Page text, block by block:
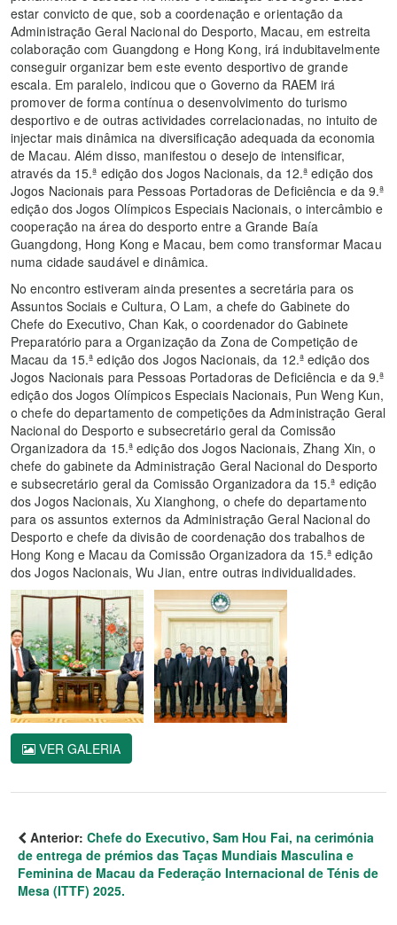
estar convicto de que, sob a coordenação e orientação da
Administração Geral Nacional do Desporto, Macau, em estreita
colaboração com Guangdong e Hong Kong, irá indubitavelmente
conseguir organizar bem este evento desportivo de grande
escala. Em paralelo, indicou que o Governo da RAEM irá
promover de forma contínua o desenvolvimento do turismo
desportivo e de outras actividades correlacionadas, no intuito de
injectar mais dinâmica na diversificação adequada da economia
de Macau. Além disso, manifestou o desejo de intensificar,
através da 15.ª edição dos Jogos Nacionais, da 12.ª edição dos
Jogos Nacionais para Pessoas Portadoras de Deficiência e da 9.ª
edição dos Jogos Olímpicos Especiais Nacionais, o intercâmbio e
cooperação na área do desporto entre a Grande Baía
Guangdong, Hong Kong e Macau, bem como transformar Macau
numa cidade saudável e dinâmica.
No encontro estiveram ainda presentes a secretária para os
Assuntos Sociais e Cultura, O Lam, a chefe do Gabinete do
Chefe do Executivo, Chan Kak, o coordenador do Gabinete
Preparatório para a Organização da Zona de Competição de
Macau da 15.ª edição dos Jogos Nacionais, da 12.ª edição dos
Jogos Nacionais para Pessoas Portadoras de Deficiência e da 9.ª
edição dos Jogos Olímpicos Especiais Nacionais, Pun Weng Kun,
o chefe do departamento de competições da Administração Geral
Nacional do Desporto e subsecretário geral da Comissão
Organizadora da 15.ª edição dos Jogos Nacionais, Zhang Xin, o
chefe do gabinete da Administração Geral Nacional do Desporto
e subsecretário geral da Comissão Organizadora da 15.ª edição
dos Jogos Nacionais, Xu Xianghong, o chefe do departamento
para os assuntos externos da Administração Geral Nacional do
Desporto e chefe da divisão de coordenação dos trabalhos de
Hong Kong e Macau da Comissão Organizadora da 15.ª edição
dos Jogos Nacionais, Wu Jian, entre outras individualidades.
VER GALERIA
Anterior: Chefe do Executivo, Sam Hou Fai, na cerimónia
de entrega de prémios das Taças Mundiais Masculina e
Feminina de Macau da Federação Internacional de Ténis de
Mesa (ITTF) 2025.